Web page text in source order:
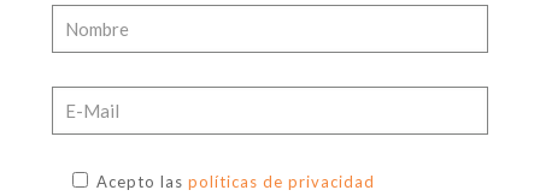
Acepto las políticas de privacidad